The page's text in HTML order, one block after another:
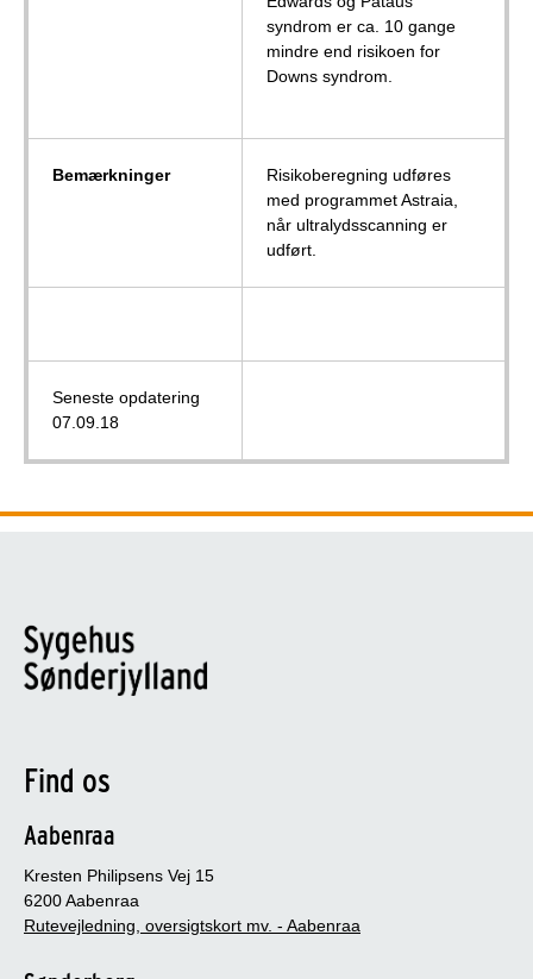
syndrom er ca. 10 gange
mindre end risikoen for
Downs syndrom.
Bemærkninger
Risikoberegning udføres
med programmet Astraia,
når ultralydsscanning er
udført.
Seneste opdatering
07.09.18
Find os
Aabenraa
Kresten Philipsens Vej 15
6200 Aabenraa
Rutevejledning, oversigtskort mv. - Aabenraa